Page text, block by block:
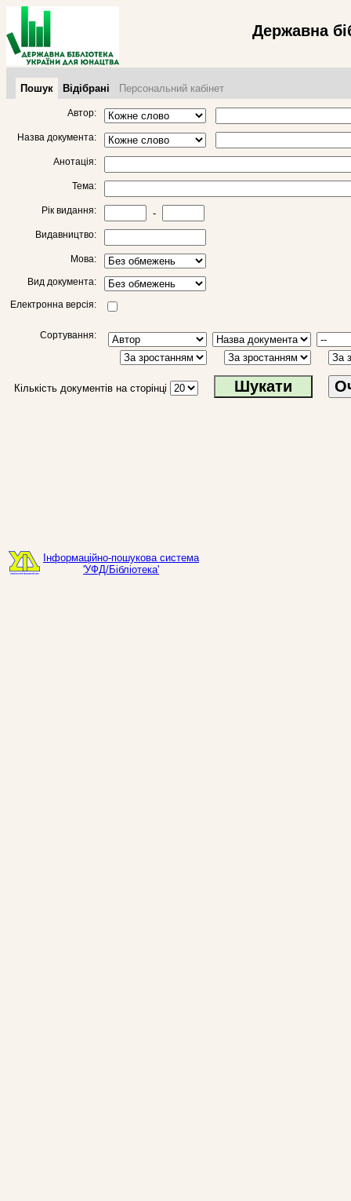
Державна
Пошук Відібрані Персональний кабінет
Автор:
Назва документа:
Анотація:
Тема:
Рік видання: -
Видавництво:
Мова:
Вид документа:
Електронна версія:
Сортування:
Кількість документів на сторінці
Інформаційно-пошукова система
'УФД/Бібліотека'